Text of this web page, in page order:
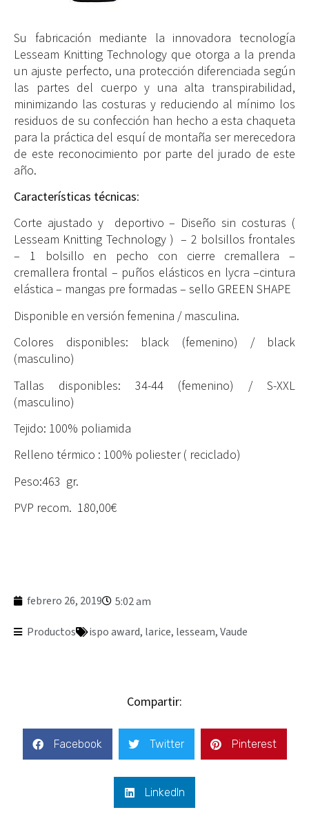
Su fabricación mediante la innovadora tecnología
Lesseam Knitting Technology que otorga a la prenda
un ajuste perfecto, una protección diferenciada según
las partes del cuerpo y una alta transpirabilidad,
minimizando las costuras y reduciendo al mínimo los
residuos de su confección han hecho a esta chaqueta
para la práctica del esquí de montaña ser merecedora
de este reconocimiento por parte del jurado de este
año.
Características técnicas:
Corte ajustado y deportivo – Diseño sin costuras (
Lesseam Knitting Technology ) – 2 bolsillos frontales
– 1 bolsillo en pecho con cierre cremallera –
cremallera frontal – puños elásticos en lycra –cintura
elástica – mangas pre formadas – sello GREEN SHAPE
Disponible en versión femenina / masculina.
Colores disponibles: black (femenino) / black
(masculino)
Tallas disponibles: 34-44 (femenino) / S-XXL
(masculino)
Tejido: 100% poliamida
Relleno térmico : 100% poliester ( reciclado)
Peso:463 gr.
PVP recom. 180,00€
febrero 26, 2019 5:02 am
Productos ispo award, larice, lesseam, Vaude
Compartir:
Facebook Twitter Pinterest
LinkedIn